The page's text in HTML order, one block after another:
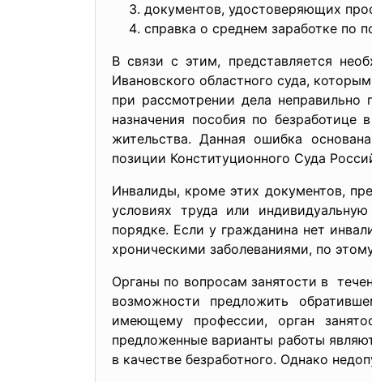
документов, удостоверяющих
справка о среднем заработке по
В связи с этим, представляется
Ивановского областного суда,
при рассмотрении дела
назначения пособия по
жительства. Данная ошибка
позиции Конституционного Суда
Инвалиды, кроме этих документов,
условиях труда или
порядке. Если у гражданина нет
хроническими заболеваниями, по
Органы по вопросам занятости в
возможности предложить
имеющему профессии, орган
предложенные варианты работы
в качестве безработного. Однако